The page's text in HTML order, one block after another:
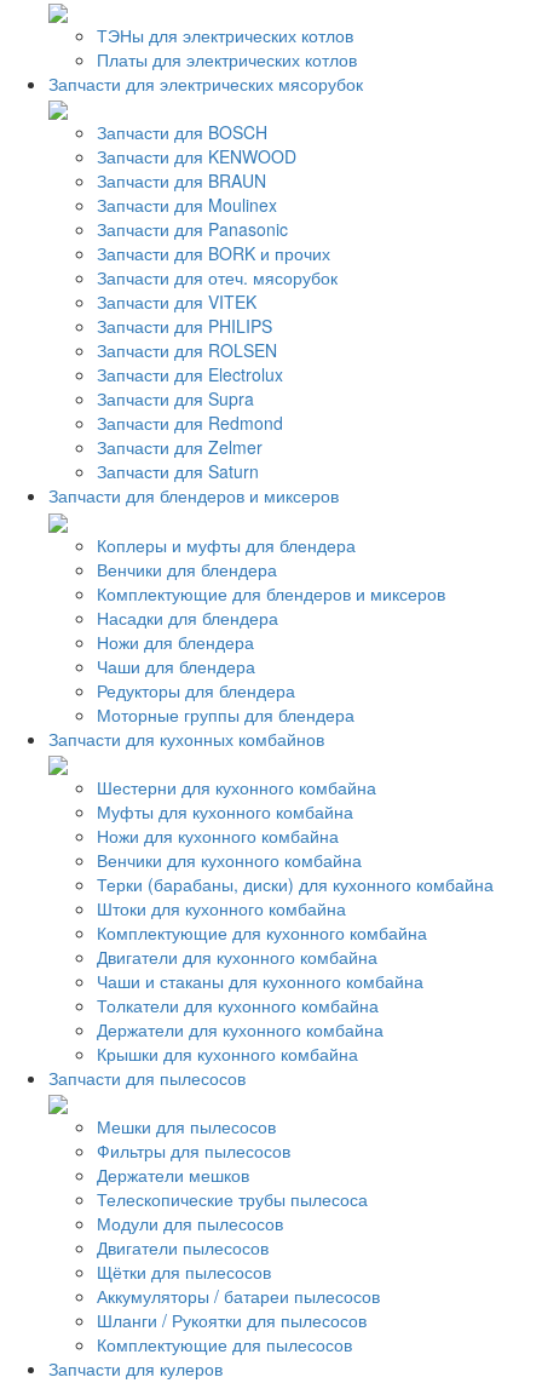
ТЭНы для электрических котлов
Платы для электрических котлов
Запчасти для электрических мясорубок
Запчасти для BOSCH
Запчасти для KENWOOD
Запчасти для BRAUN
Запчасти для Moulinex
Запчасти для Panasonic
Запчасти для BORK и прочих
Запчасти для отеч. мясорубок
Запчасти для VITEK
Запчасти для PHILIPS
Запчасти для ROLSEN
Запчасти для Electrolux
Запчасти для Supra
Запчасти для Redmond
Запчасти для Zelmer
Запчасти для Saturn
Запчасти для блендеров и миксеров
Коплеры и муфты для блендера
Венчики для блендера
Комплектующие для блендеров и миксеров
Насадки для блендера
Ножи для блендера
Чаши для блендера
Редукторы для блендера
Моторные группы для блендера
Запчасти для кухонных комбайнов
Шестерни для кухонного комбайна
Муфты для кухонного комбайна
Ножи для кухонного комбайна
Венчики для кухонного комбайна
Терки (барабаны, диски) для кухонного комбайна
Штоки для кухонного комбайна
Комплектующие для кухонного комбайна
Двигатели для кухонного комбайна
Чаши и стаканы для кухонного комбайна
Толкатели для кухонного комбайна
Держатели для кухонного комбайна
Крышки для кухонного комбайна
Запчасти для пылесосов
Мешки для пылесосов
Фильтры для пылесосов
Держатели мешков
Телескопические трубы пылесоса
Модули для пылесосов
Двигатели пылесосов
Щётки для пылесосов
Аккумуляторы / батареи пылесосов
Шланги / Рукоятки для пылесосов
Комплектующие для пылесосов
Запчасти для кулеров